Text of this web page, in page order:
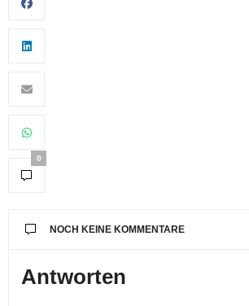
0
NOCH KEINE KOMMENTARE
Antworten